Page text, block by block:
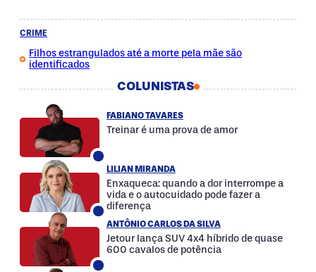
CRIME
Filhos estrangulados até a morte pela mãe são
identificados
COLUNISTAS
FABIANO TAVARES
Treinar é uma prova de amor
LILIAN MIRANDA
Enxaqueca: quando a dor interrompe a
vida e o autocuidado pode fazer a
diferença
ANTÔNIO CARLOS DA SILVA
Jetour lança SUV 4x4 híbrido de quase
600 cavalos de potência